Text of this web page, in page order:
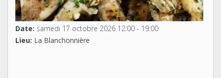
Date: samedi 17 octobre 2026 12:00 - 19:00
Lieu: La Blanchonnière